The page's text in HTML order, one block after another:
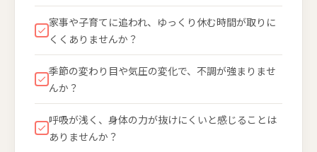
家事や子育てに追われ、ゆっくり休む時間が取りに
くくありませんか？
季節の変わり目や気圧の変化で、不調が強まりませ
んか？
呼吸が浅く、身体の力が抜けにくいと感じることは
ありませんか？